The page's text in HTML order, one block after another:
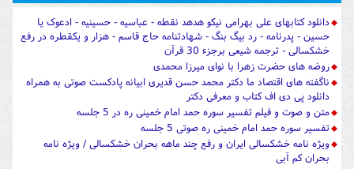
دانلود کتابهای علی بهرامی نیکو هدهد نقطه - عباسیه - حسینیه - ادعوک یا
حسین - پدرنامه - رد بیگ بنگ - شهادتنامه حاج قاسم - هزار و یکقطره در رفع
خشکسالی - ترجمه شیعی برجزء 30 قرآن
روضه های حضرت زهرا با نوای میرزا محمدی
ناگفته های اقتصاد ما دکتر محمد حسن قدیری ابیانه پادکست صوتی به همراه
دانلود پی دی اف کتاب و معرفی دکتر
متن و صوت و فیلم تفسیر سوره حمد امام خمینی ره در 5 جلسه
تفسیر سوره حمد امام خمینی ره صوتی 5 جلسه
ویژه نامه خشکسالی ایران و رفع چند ماهه بحران خشکسالی / ویژه نامه
بحران کم آبی